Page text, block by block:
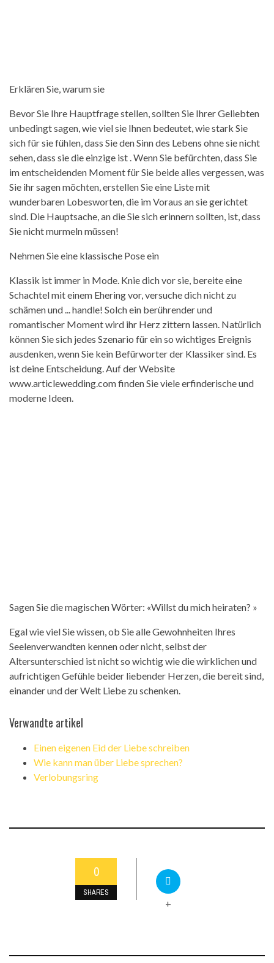
Erklären Sie, warum sie
Bevor Sie Ihre Hauptfrage stellen, sollten Sie Ihrer Geliebten
unbedingt sagen, wie viel sie Ihnen bedeutet, wie stark Sie
sich für sie fühlen, dass Sie den Sinn des Lebens ohne sie nicht
sehen, dass sie die einzige ist . Wenn Sie befürchten, dass Sie
im entscheidenden Moment für Sie beide alles vergessen, was
Sie ihr sagen möchten, erstellen Sie eine Liste mit
wunderbaren Lobesworten, die im Voraus an sie gerichtet
sind. Die Hauptsache, an die Sie sich erinnern sollten, ist, dass
Sie nicht murmeln müssen!
Nehmen Sie eine klassische Pose ein
Klassik ist immer in Mode. Knie dich vor sie, bereite eine
Schachtel mit einem Ehering vor, versuche dich nicht zu
schämen und ... handle! Solch ein berührender und
romantischer Moment wird ihr Herz zittern lassen. Natürlich
können Sie sich jedes Szenario für ein so wichtiges Ereignis
ausdenken, wenn Sie kein Befürworter der Klassiker sind. Es
ist deine Entscheidung. Auf der Website
www.articlewedding.com finden Sie viele erfinderische und
moderne Ideen.
Sagen Sie die magischen Wörter: «Willst du mich heiraten? »
Egal wie viel Sie wissen, ob Sie alle Gewohnheiten Ihres
Seelenverwandten kennen oder nicht, selbst der
Altersunterschied ist nicht so wichtig wie die wirklichen und
aufrichtigen Gefühle beider liebender Herzen, die bereit sind,
einander und der Welt Liebe zu schenken.
Verwandte artikel
Einen eigenen Eid der Liebe schreiben
Wie kann man über Liebe sprechen?
Verlobungsring
0
SHARES
+